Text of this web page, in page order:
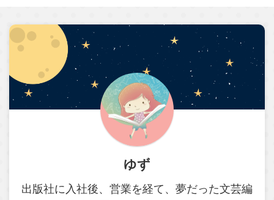
ゆず
出版社に入社後、営業を経て、夢だった文芸編